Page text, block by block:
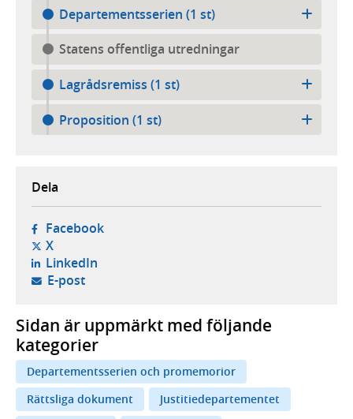
Departementsserien (1 st)
Statens offentliga utredningar
Lagrådsremiss (1 st)
Proposition (1 st)
Dela
Facebook- öppnas i ny flik, extern webbplats,
X- öppnas i ny flik, extern webbplats,
LinkedIn- öppnas i ny flik, extern webbplats,
E-post- öppnar din e-postklient,
Sidan är uppmärkt med följande
kategorier
Departementsserien och promemorior
Rättsliga dokument
Justitiedepartementet